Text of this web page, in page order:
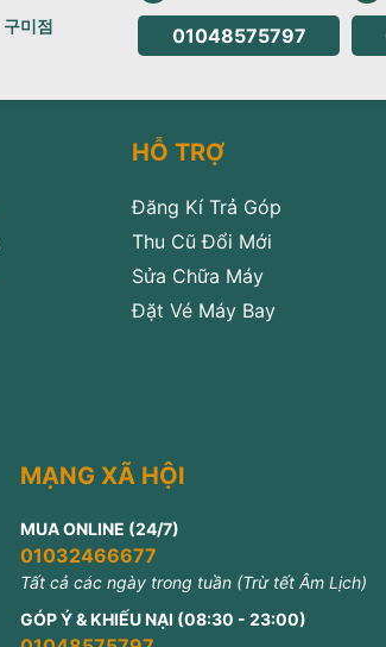
구미점 01048575797
HỖ TRỢ
Đăng Kí Trả Góp
Thu Cũ Đổi Mới
Sửa Chữa Máy
Đặt Vé Máy Bay
MẠNG XÃ HỘI
MUA ONLINE (24/7)
01032466677
Tất cả các ngày trong tuần (Trừ tết Âm Lịch)
GÓP Ý & KHIẾU NẠI (08:30 - 23:00)